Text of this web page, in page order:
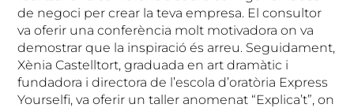
de negoci per crear la teva empresa. El consultor
va oferir una conferència molt motivadora on va
demostrar que la inspiració és arreu. Seguidament,
Xènia Castelltort, graduada en art dramàtic i
fundadora i directora de l’escola d’oratòria Express
Yourselfi, va oferir un taller anomenat “Explica’t”, on